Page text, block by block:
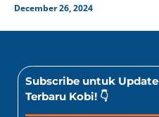
December 26, 2024
Subscribe untuk Update
Terbaru Kobi! 👇